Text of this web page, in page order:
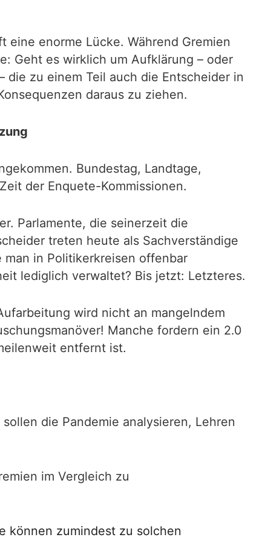
enorme Lücke. Während Gremien
Geht es wirklich um Aufklärung – oder
die zu einem Teil auch die Entscheider in
daraus zu ziehen.
Bundestag, Landtage,
der Enquete-Kommissionen.
Parlamente, die seinerzeit die
treten heute als Sachverständige
in Politikerkreisen offenbar
lediglich verwaltet? Bis jetzt: Letzteres.
wird nicht an mangelndem
Manche fordern ein 2.0
entfernt ist.
die Pandemie analysieren, Lehren
im Vergleich zu
können zumindest zu solchen